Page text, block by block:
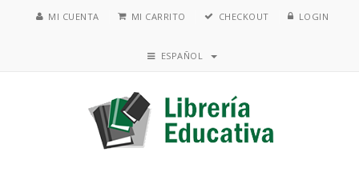
MI CUENTA MI CARRITO CHECKOUT LOGIN
ESPAÑOL